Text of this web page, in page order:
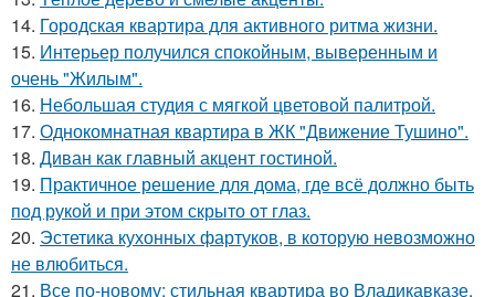
14. Городская квартира для активного ритма жизни.
15. Интерьер получился спокойным, выверенным и
очень "Жилым".
16. Небольшая студия с мягкой цветовой палитрой.
17. Однокомнатная квартира в ЖК "Движение Тушино".
18. Диван как главный акцент гостиной.
19. Практичное решение для дома, где всё должно быть
под рукой и при этом скрыто от глаз.
20. Эстетика кухонных фартуков, в которую невозможно
не влюбиться.
21. Все по-новому: стильная квартира во Владикавказе.